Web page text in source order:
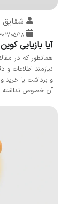
شقایق
۱۴۰۲/۰۵/
آیا بازیابی
همانطور که در
نیازمند اطلاعات
و برداشت یا خرید و
آن خصوص نداشته